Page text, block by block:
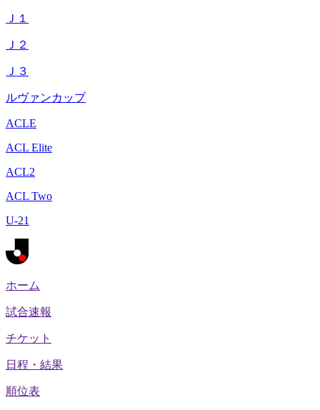
Ｊ１
Ｊ２
Ｊ３
ルヴァンカップ
ACLE
ACL Elite
ACL2
ACL Two
U-21
ホーム
試合速報
チケット
日程・結果
順位表